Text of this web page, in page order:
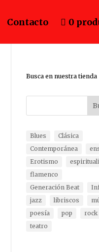
Contacto 0
Busca en nuestra tienda
Blues
Clásica
Contemporánea
Erotismo
flamenco
Generación Beat
jazz
libriscos
poesía
pop
rock
teatro